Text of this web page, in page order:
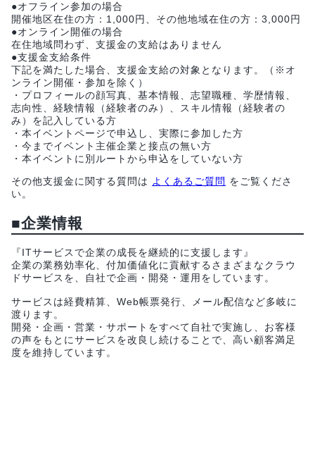
●オフライン参加の場合
開催地区在住の方：1,000円、その他地域在住の方：3,000円
●オンライン開催の場合
在住地域問わず、支援金の支給はありません
●支援金支給条件
下記を満たした場合、支援金支給の対象となります。（※オ
ンライン開催・参加を除く）
・プロフィールの顔写真、基本情報、志望職種、学歴情報、
志向性、経験情報（経験者のみ）、スキル情報（経験者の
み）を記入している方
・本イベントページで申込し、実際に参加した方
・今までイベント主催企業と接点の無い方
・本イベントに別ルートから申込をしていない方
その他支援金に関する質問は よくあるご質問 をご覧くださ
い。
■企業情報
『ITサービスで企業の成長を継続的に支援します』
企業の業務効率化、付加価値化に貢献するさまざまなクラウ
ドサービスを、自社で企画・開発・運用をしています。
サービスは経費精算、Web帳票発行、メール配信など多岐に
渡ります。
開発・企画・営業・サポートをすべて自社で実施し、お客様
の声をもとにサービスを改良し続けることで、高い顧客満足
度を維持しています。